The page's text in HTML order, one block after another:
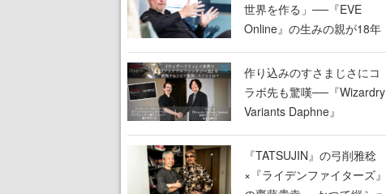
世界を作る」──『EVE
Online』の生みの親が18年
掲げ続ける”クレイジーな宣
言”は、比喩ではなく本気だ
った
作り込みのすさまじさにコ
ラボ先も驚嘆──『Wizardry
Variants Daphne』
×『FFXI』コラボが期間限
定なのにジョブもキャラも
武器も戦闘システムもワン
オフで作り込まれた理由を
『TATSUJIN』の弓削雅稔
×『ライデンファイターズ』